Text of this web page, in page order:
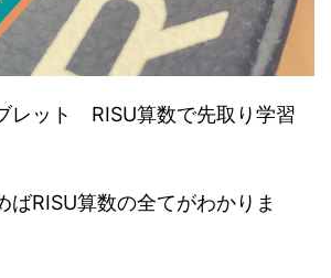
レット RISU算数で先取り学習
ばRISU算数の全てがわかりま